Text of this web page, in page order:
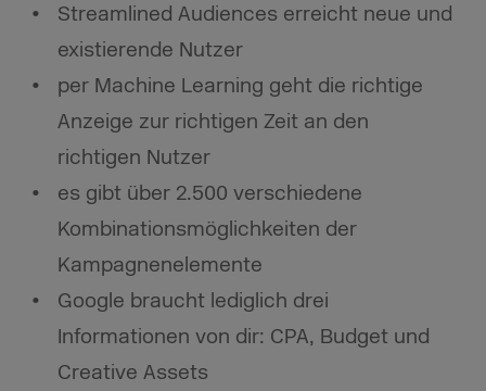
Streamlined Audiences erreicht neue und
existierende Nutzer
per Machine Learning geht die richtige
Anzeige zur richtigen Zeit an den
richtigen Nutzer
es gibt über 2.500 verschiedene
Kombinationsmöglichkeiten der
Kampagnenelemente
Google braucht lediglich drei
Informationen von dir: CPA, Budget und
Creative Assets